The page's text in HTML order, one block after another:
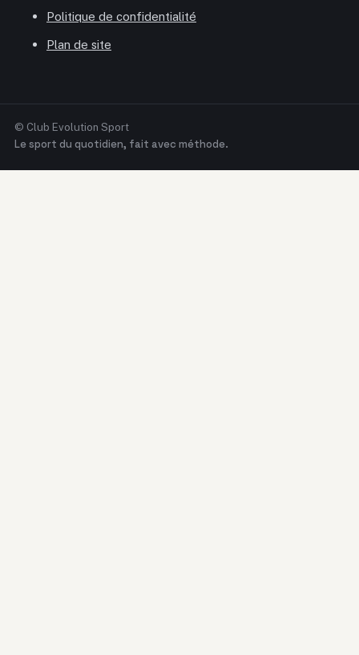
Politique de confidentialité
Plan de site
© Club Evolution Sport
Le sport du quotidien, fait avec méthode.